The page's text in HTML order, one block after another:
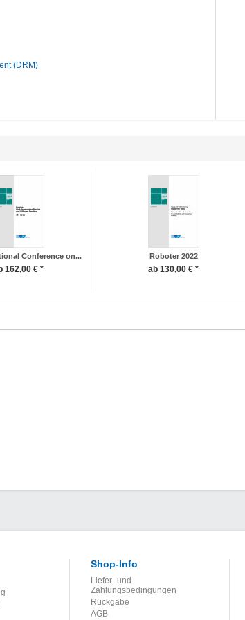
(DRM)
Conference on...
162,00 € *
Roboter 2022
ab 130,00 € *
Shop-Info
Liefer- und
Zahlungsbedingungen
Rückgabe
AGB